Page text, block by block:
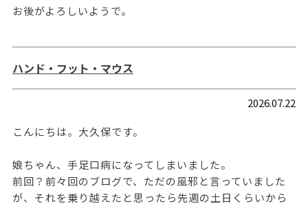
お後がよろしいようで。
ハンド・フット・マウス
2026.07.22
こんにちは。大久保です。
娘ちゃん、手足口病になってしまいました。
前回？前々回のブログで、ただの風邪と言っていました
が、それを乗り越えたと思ったら先週の土日くらいから